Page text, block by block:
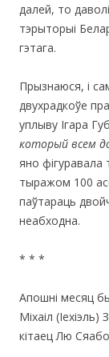
далей, то
тэрыторыі
гэтага.
Прызнаюся, і
двухрадкоўе
уплыву Ігара
который всем
яно фігуравала
тыражом 100
паўтараць
неабходна.
* * *
Апошні месяц
Міхаіл
кітаец Лю